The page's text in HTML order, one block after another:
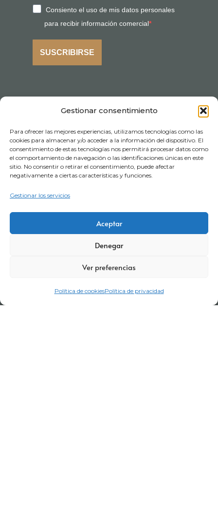
Gestionar consentimiento
Para ofrecer las mejores experiencias, utilizamos tecnologías como las
cookies para almacenar y/o acceder a la información del dispositivo. El
consentimiento de estas tecnologías nos permitirá procesar datos como
el comportamiento de navegación o las identificaciones únicas en este
sitio. No consentir o retirar el consentimiento, puede afectar
negativamente a ciertas características y funciones.
Gestionar los servicios
Aceptar
Denegar
Ver preferencias
Política de cookiesPolítica de privacidad
Consiento el uso de mis datos personales
para recibir información comercial
SUSCRIBIRSE
Aviso legal Política de privacidad Certificaciones